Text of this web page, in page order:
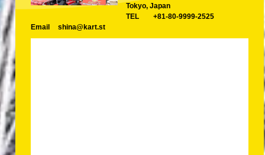
東京 秋葉原 #2
東京 澀谷附店
Tokyo, Japan
TEL
+81-80-9999-2525
Email
shina@kart.st